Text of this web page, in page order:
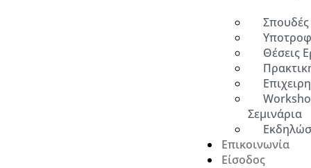
Σπουδές
Θέσεις
Σεμινάρια
Επικοινωνία
Είσοδος